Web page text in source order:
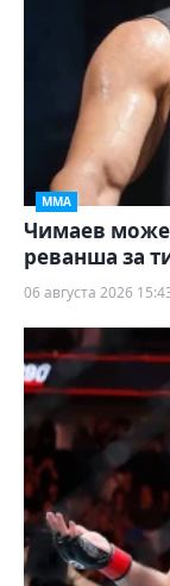
ММА
Чимаев
реванша за
06 августа 2026